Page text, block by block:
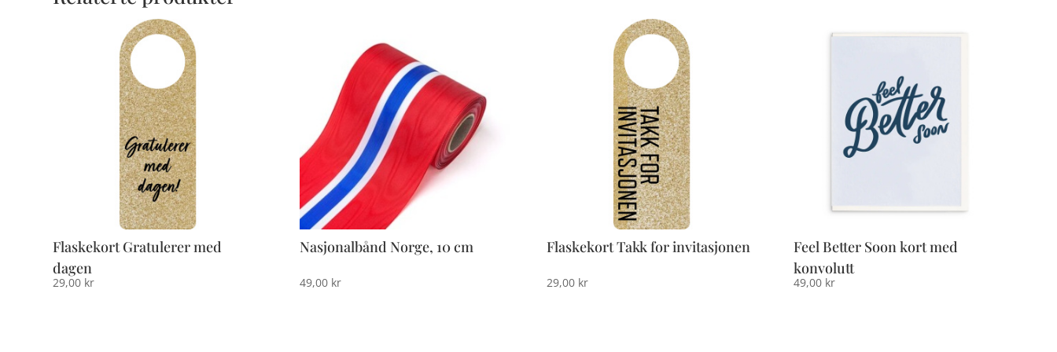
Flaskekort Gratulerer med
dagen
29,00 kr
Nasjonalbånd Norge, 10 cm
49,00 kr
Flaskekort Takk for invitasjonen
29,00 kr
Feel Better Soon kort med
konvolutt
49,00 kr